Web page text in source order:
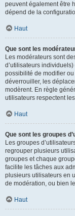
peuvent également être
dépend de la
Haut
Que sont les
Les modérateurs sont
d’utilisateurs
possibilité de modifier
déverrouiller, les
modèrent. En règle
utilisateurs respectent
Haut
Que sont les groupes
Les groupes
regrouper plusieurs
groupes et chaque
facilite les tâches aux
plusieurs utilisateurs en
de modération, ou bien
Haut